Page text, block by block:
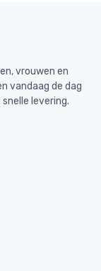
vrouwen en
vandaag de dag
levering.